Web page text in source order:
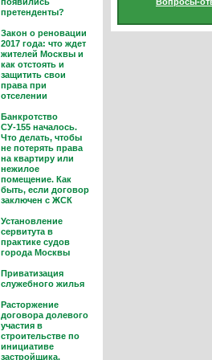
претенденты?
Закон о реновации
2017 года: что ждет
жителей Москвы и
как отстоять и
защитить свои
права при
отселении
Банкротство
СУ-155 началось.
Что делать, чтобы
не потерять права
на квартиру или
нежилое
помещение. Как
быть, если договор
заключен с ЖСК
Установление
сервитута в
практике судов
города Москвы
Приватизация
служебного жилья
Расторжение
договора долевого
участия в
строительстве по
инициативе
застройщика.